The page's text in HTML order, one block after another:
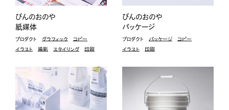
びんのおのや
紙媒体
プロダクト グラフィック
コピー
イラスト
撮影 スタイリング 印刷
びんのおのや
パッケージ
プロダクト パッケージ
コピー
イラスト
印刷